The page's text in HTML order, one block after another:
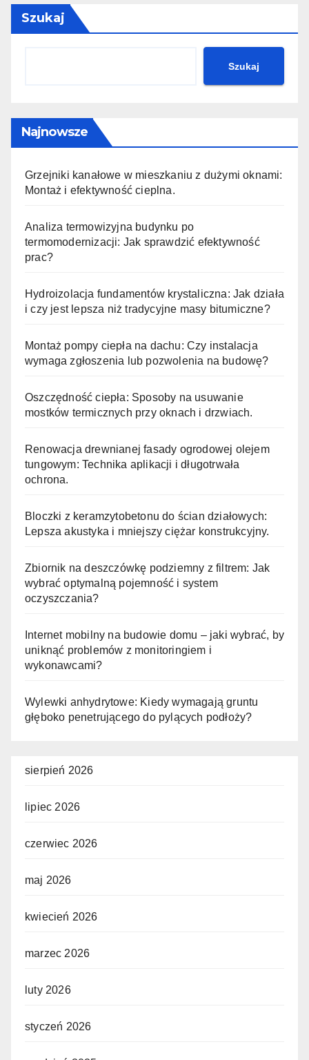
Szukaj
Szukaj
Najnowsze
Grzejniki kanałowe w mieszkaniu z dużymi oknami:
Montaż i efektywność cieplna.
Analiza termowizyjna budynku po
termomodernizacji: Jak sprawdzić efektywność
prac?
Hydroizolacja fundamentów krystaliczna: Jak działa
i czy jest lepsza niż tradycyjne masy bitumiczne?
Montaż pompy ciepła na dachu: Czy instalacja
wymaga zgłoszenia lub pozwolenia na budowę?
Oszczędność ciepła: Sposoby na usuwanie
mostków termicznych przy oknach i drzwiach.
Renowacja drewnianej fasady ogrodowej olejem
tungowym: Technika aplikacji i długotrwała
ochrona.
Bloczki z keramzytobetonu do ścian działowych:
Lepsza akustyka i mniejszy ciężar konstrukcyjny.
Zbiornik na deszczówkę podziemny z filtrem: Jak
wybrać optymalną pojemność i system
oczyszczania?
Internet mobilny na budowie domu – jaki wybrać, by
uniknąć problemów z monitoringiem i
wykonawcami?
Wylewki anhydrytowe: Kiedy wymagają gruntu
głęboko penetrującego do pylących podłoży?
sierpień 2026
lipiec 2026
czerwiec 2026
maj 2026
kwiecień 2026
marzec 2026
luty 2026
styczeń 2026